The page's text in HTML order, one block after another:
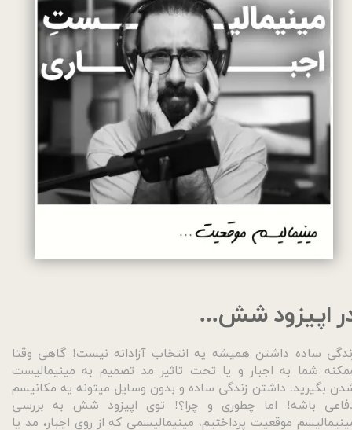
اپیزود شش...
ساده داشتن همیشه یه انتخاب آزادانه نیست! گاهی وقتا
شما به اجبار و یا تحت تاثیر مد تصمیم به مینیمالیست
بگیرید. داشتن زندگی ساده و بدون وسایل میتونه یه مکانیسم
باشه! اما چطوری و چرا؟! توی اپیزود شش به بررسی
موقعیت پرداختیم. مینیمالیسمی که از روی اجبار، مد یا